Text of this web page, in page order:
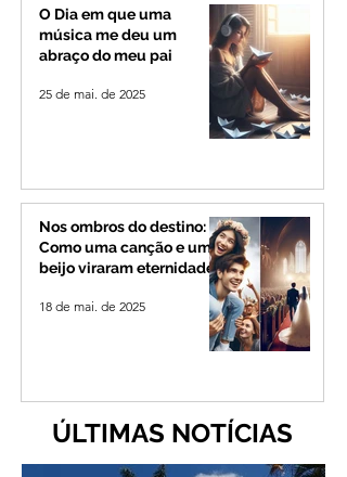
O Dia em que uma
música me deu um
abraço do meu pai
25 de mai. de 2025
Nos ombros do destino:
Como uma canção e um
beijo viraram eternidade
18 de mai. de 2025
ÚLTIMAS NOTÍCIAS